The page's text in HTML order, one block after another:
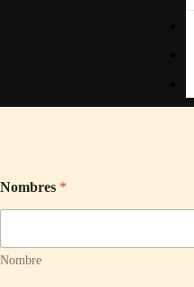
Nombres *
Nombre